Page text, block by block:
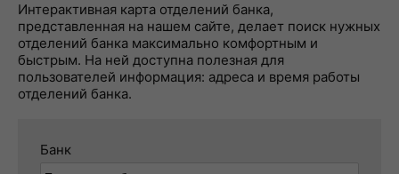
Интерактивная карта отделений банка,
представленная на нашем сайте, делает поиск нужных
отделений банка максимально комфортным и
быстрым. На ней доступна полезная для
пользователей информация: адреса и время работы
отделений банка.
Банк